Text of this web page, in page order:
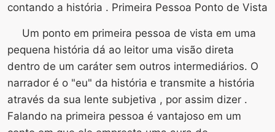
contando a história . Primeira Pessoa Ponto de Vista
Um ponto em primeira pessoa de vista em uma
pequena história dá ao leitor uma visão direta
dentro de um caráter sem outros intermediários. O
narrador é o "eu" da história e transmite a história
através da sua lente subjetiva , por assim dizer .
Falando na primeira pessoa é vantajoso em um